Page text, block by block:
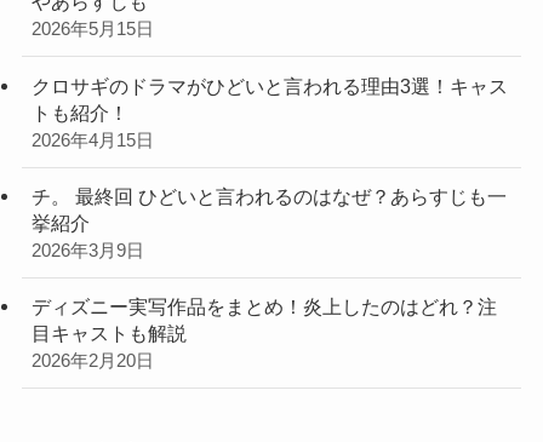
2026年5月15日
クロサギのドラマがひどいと言われる理由3選！キャス
トも紹介！
2026年4月15日
チ。 最終回 ひどいと言われるのはなぜ？あらすじも一
挙紹介
2026年3月9日
ディズニー実写作品をまとめ！炎上したのはどれ？注
目キャストも解説
2026年2月20日